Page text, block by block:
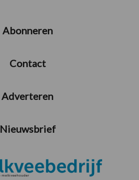
Abonneren
Contact
Adverteren
Nieuwsbrief